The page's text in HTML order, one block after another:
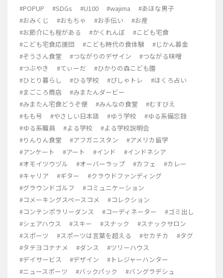
#POPUP
#SDGs #U100 #wajima
#あほな男子
#おみくじ
#おもちゃ #お手伝い
#お産
#お節介にも程がある
#かくれんぼ
#こども宅食
#こども宅食応援団
#こども時代の食体験
#じかん募金
#ぞうさん食堂
#つながりのデザイン
#つながる味噌
#つぶやき
#てぃーだ
#ひかりの森こども園
#ひとり暮らし
#ひる学校 #ぴしゃトレ
#ほくろ占い
#まごころ商店
#みまたんダービー
#みまたん宅食どうぞ便
#みんなの食堂
#むすびえ
#もも号
#やさしい日本語 #ゆう学校
#ゆる系備忘録
#ゆる系職員
#よる学校
#よる学校説明会
#りんりん食堂
#アフガニスタン
#アメリカ留学
#アンケート
#アート #インド
#インドネシア
#オモイツウヅル
#オーバーラップ #カフェ
#カレー
#キャリア
#ギター
#クラウドファンディング
#グラウンドゴルフ
#コミュニケーション
#コメーキングスペースコメ
#コレクション
#コンテンポラリーダンス
#コーディネーター
#ゴミ出し
#シェアハウス
#スキー #スナック
#スナックサロン
#スポーツ
#スポーツは言葉を超える #セカチカ
#タグ
#タテヨコナナメ
#ダンス
#ツリーハウス
#デイサービス
#デザイン
#トレジャーハンター
#ニュースポーツ
#バックパック
#バングラデシュ